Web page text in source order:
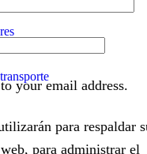
your email address.
para respaldar
para administrar el